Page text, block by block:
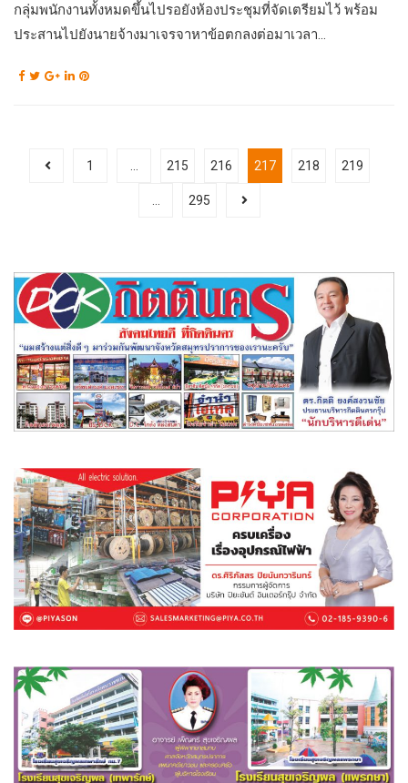
กลุ่มพนักงานทั้งหมดขึ้นไปรอยังห้องประชุมที่จัดเตรียมไว้ พร้อม
ประสานไปยังนายจ้างมาเจรจาหาข้อตกลงต่อมาเวลา...
1 215 216 217 218 219
295